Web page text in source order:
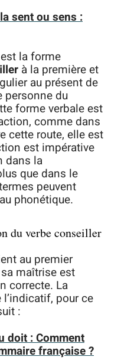
sent ou sens :
est la forme
à la première et
au présent de
personne du
forme verbale est
comme dans
cette route, elle est
est impérative
dans la
que dans le
peuvent
phonétique.
du verbe conseiller
au premier
maîtrise est
correcte. La
pour ce
:
doit : Comment
française ?